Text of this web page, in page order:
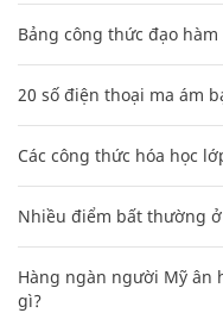
Bảng công thức đạo
20 số điện thoại ma ám
Các công thức hóa học
Nhiều điểm bất thường
Hàng ngàn người Mỹ ân
gì?